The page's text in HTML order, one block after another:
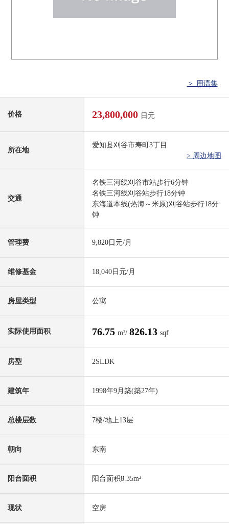
＞ 用语集
价格 23,800,000 日元
所在地
爱知县刈谷市寿町3丁目
> 周边地图
交通
名铁三河线刈谷市站步行6分钟
名铁三河线刈谷站步行18分钟
东海道本线(热海～米原)刈谷站步行18分
钟
管理费 9,820日元/月
维修基金 18,040日元/月
房屋类型 公寓
实际使用面积 76.75 m²/ 826.13 sqf
房型 2SLDK
建筑年 1998年9月築(築27年)
总楼层数 7楼/地上13层
朝向 东南
阳台面积 阳台面积8.35m²
现状 空房